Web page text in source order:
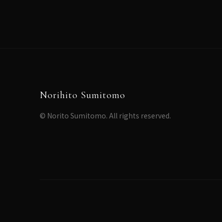
Norihito Sumitomo
© Norito Sumitomo. All rights reserved.